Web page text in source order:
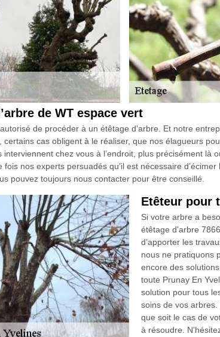
de WT espace vert
de procéder à un étêtage d’arbre. Et notre
certains cas obligent à le réaliser, que nos élagueurs
interviennent chez vous à l’endroit, plus précisément là
nos experts persuadés qu’il est nécessaire
pouvez toujours nous contacter pour être conseillé.
Etêteur pour
Si votre arbre a
étêtage d'arbre
d’apporter les
nous ne pratiquons
encore des
toute Prunay En
solution pour tous
soins de vos
que soit le cas de
à résoudre.